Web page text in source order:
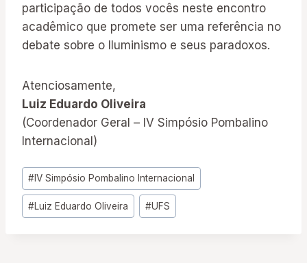
participação de todos vocês neste encontro
acadêmico que promete ser uma referência no
debate sobre o Iluminismo e seus paradoxos.
Atenciosamente,
Luiz Eduardo Oliveira
(Coordenador Geral – IV Simpósio Pombalino
Internacional)
Tags
do
Post:
#IV Simpósio Pombalino Internacional
#Luiz Eduardo Oliveira #UFS